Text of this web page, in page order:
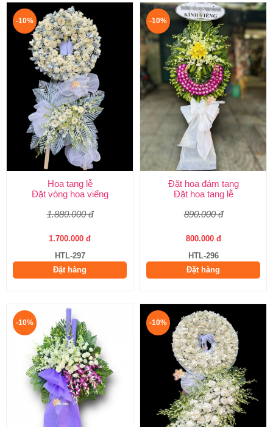
-10%
Hoa tang lễ
Đặt vòng hoa viếng
1.880.000 đ
1.700.000 đ
HTL-297
Đặt hàng
-10%
Đặt hoa đám tang
Đặt hoa tang lễ
890.000 đ
800.000 đ
HTL-296
Đặt hàng
-10% -10%